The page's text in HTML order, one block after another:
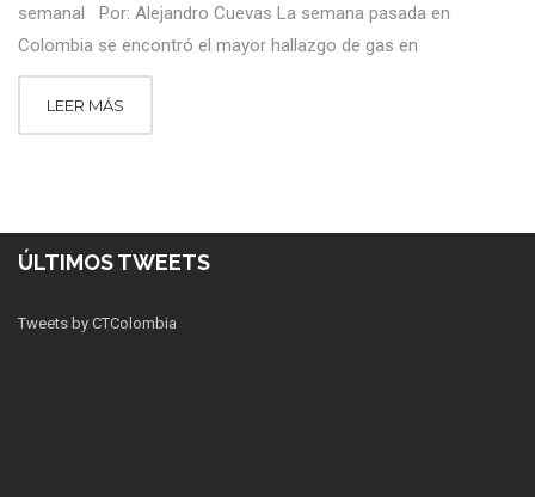
semanal Por: Alejandro Cuevas La semana pasada en
Colombia se encontró el mayor hallazgo de gas en
LEER MÁS
ÚLTIMOS TWEETS
Tweets by CTColombia